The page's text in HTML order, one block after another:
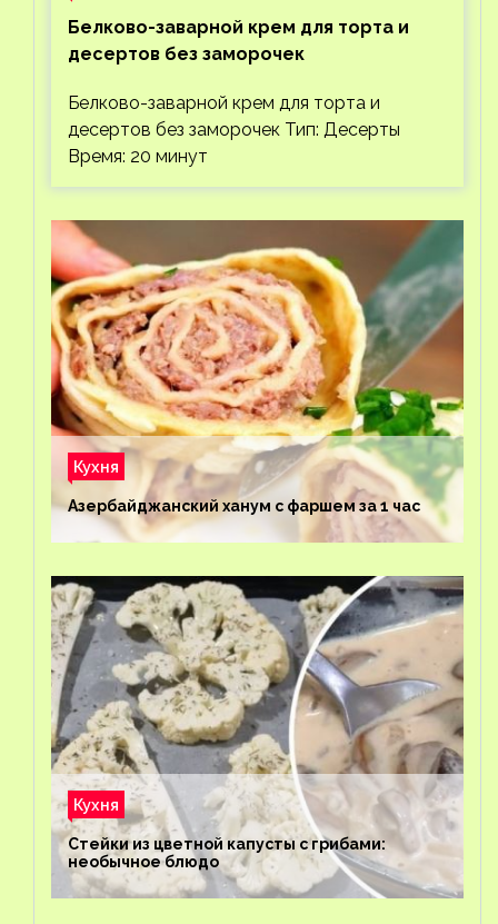
Белково-заварной крем для торта и
десертов без заморочек
Белково-заварной крем для торта и
десертов без заморочек Тип: Десерты
Время: 20 минут
Кухня
Азербайджанский ханум с фаршем за 1 час
Кухня
Стейки из цветной капусты с грибами:
необычное блюдо